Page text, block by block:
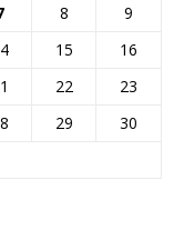
8
9
15
16
22
23
29
30